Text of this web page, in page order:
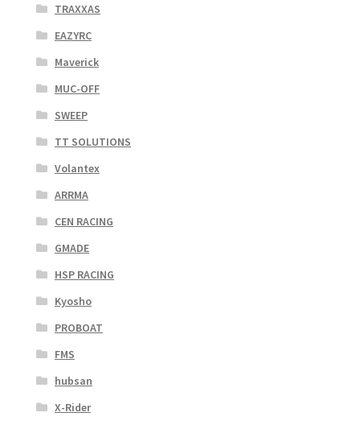
TRAXXAS
EAZYRC
Maverick
MUC-OFF
SWEEP
TT SOLUTIONS
Volantex
ARRMA
CEN RACING
GMADE
HSP RACING
Kyosho
PROBOAT
FMS
hubsan
X-Rider